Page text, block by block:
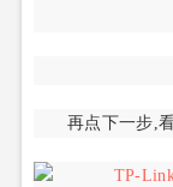
再点下一步,